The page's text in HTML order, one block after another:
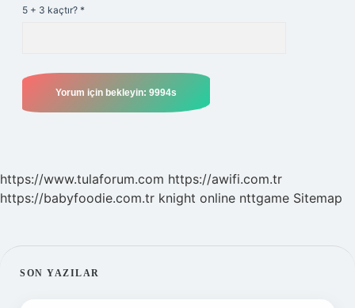
5 + 3 kaçtır? *
https://www.tulaforum.com https://awifi.com.tr
https://babyfoodie.com.tr knight online nttgame Sitemap
SIDEBAR
SON YAZILAR